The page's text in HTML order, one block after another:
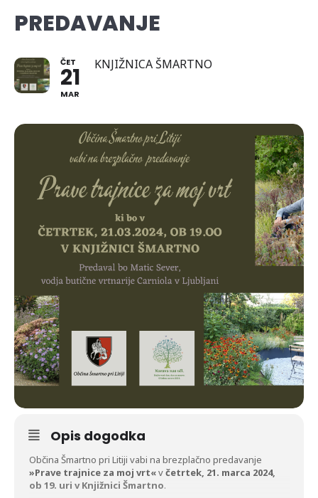
PREDAVANJE
ČET
21
MAR
KNJIŽNICA ŠMARTNO
Opis dogodka
Občina Šmartno pri Litiji vabi na brezplačno predavanje
»Prave trajnice za moj vrt«včetrtek, 21. marca 2024,
ob 19. uri v Knjižnici Šmartno.